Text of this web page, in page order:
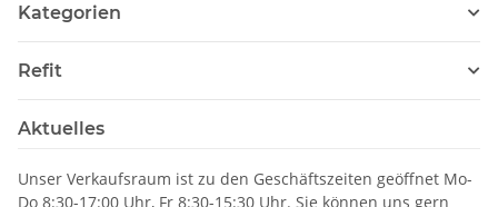
Kategorien
Refit
Aktuelles
Unser Verkaufsraum ist zu den Geschäftszeiten geöffnet Mo-
Do 8:30-17:00 Uhr, Fr 8:30-15:30 Uhr. Sie können uns gern